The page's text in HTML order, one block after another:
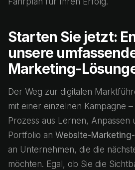
Starten Sie jetzt:
unsere
Marketing-
Der Weg zur digitalen
mit einer einzelnen Kampagne
Prozess aus Lernen, Anpassen
Portfolio an Website-
an Unternehmen, die die
möchten. Egal, ob Sie die